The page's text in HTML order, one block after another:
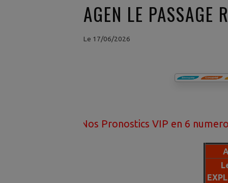
AGEN LE PASSAGE
Le 17/06/2026
Nos Pronostics VIP en 6 numeros ont